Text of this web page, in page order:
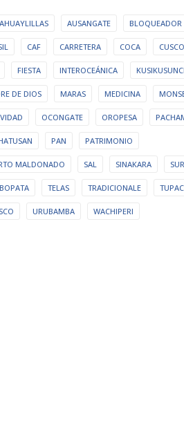
AUSANGATE BLOQUEADOR
CAF CARRETERA COCA CUSCO
FIESTA INTEROCEÁNICA
DE DIOS MARAS MEDICINA
OCONGATE OROPESA
PAN PATRIMONIO
MALDONADO SAL SINAKARA SUR
TELAS TRADICIONALE TUPAC
URUBAMBA WACHIPERI